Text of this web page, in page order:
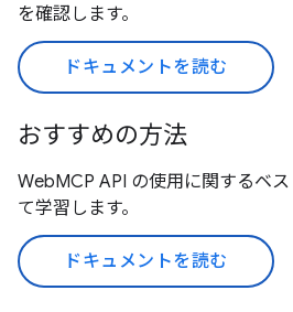
を確認します。
ドキュメントを読む
おすすめの方法
WebMCP API の使用に関するベ
て学習します。
ドキュメントを読む